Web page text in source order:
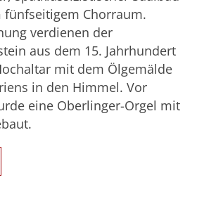
Chorraum.
verdienen der
aus dem 15. Jahrhundert
mit dem Ölgemälde
in den Himmel. Vor
eine Oberlinger-Orgel mit